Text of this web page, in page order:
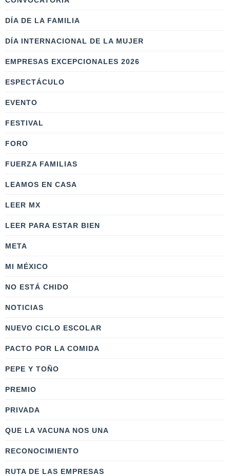
DÍA DE LA FAMILIA
DÍA INTERNACIONAL DE LA MUJER
EMPRESAS EXCEPCIONALES 2026
ESPECTÁCULO
EVENTO
FESTIVAL
FORO
FUERZA FAMILIAS
LEAMOS EN CASA
LEER MX
LEER PARA ESTAR BIEN
META
MI MÉXICO
NO ESTÁ CHIDO
NOTICIAS
NUEVO CICLO ESCOLAR
PACTO POR LA COMIDA
PEPE Y TOÑO
PREMIO
PRIVADA
QUE LA VACUNA NOS UNA
RECONOCIMIENTO
RUTA DE LAS EMPRESAS